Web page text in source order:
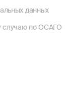
данных
случаю по ОСАГО